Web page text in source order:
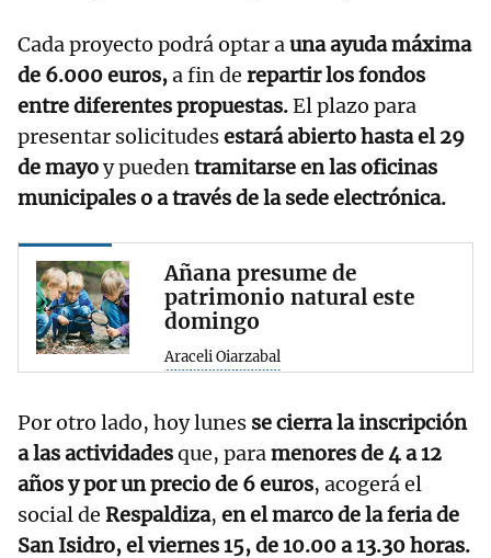
Cada proyecto podrá optar auna ayuda máxima
de 6.000 euros,a fin de repartir los fondos
entre diferentes propuestas.El plazo para
presentar solicitudesestará abierto hasta el 29
de mayoy puedentramitarse en las oficinas
municipales o a través de la sede electrónica.
Añana presume de
patrimonio natural este
domingo
Araceli Oiarzabal
Por otro lado, hoy lunes se cierra la inscripción
a las actividadesque, paramenores de 4 a 12
años y por un precio de 6 euros, acogerá el
social de Respaldiza, en el marco de la feria de
San Isidro, el viernes 15, de 10.00 a 13.30 horas.